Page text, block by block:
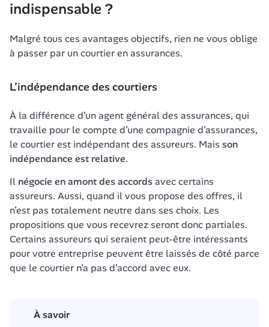
indispensable ?
Malgré tous ces avantages objectifs, rien ne vous oblige
à passer par un courtier en assurances.
L’indépendance des courtiers
À la différence d’un agent général des assurances, qui
travaille pour le compte d’une compagnie d’assurances,
le courtier est indépendant des assureurs. Mais son
indépendance est relative
Il négocie en amont des accords avec certains
assureurs. Aussi, quand il vous propose des offres, il
n’est pas totalement neutre dans ses choix. Les
propositions que vous recevrez seront donc partiales.
Certains assureurs qui seraient peut-être intéressants
pour votre entreprise peuvent être laissés de côté parce
que le courtier n’a pas d’accord avec eux.
À savoir